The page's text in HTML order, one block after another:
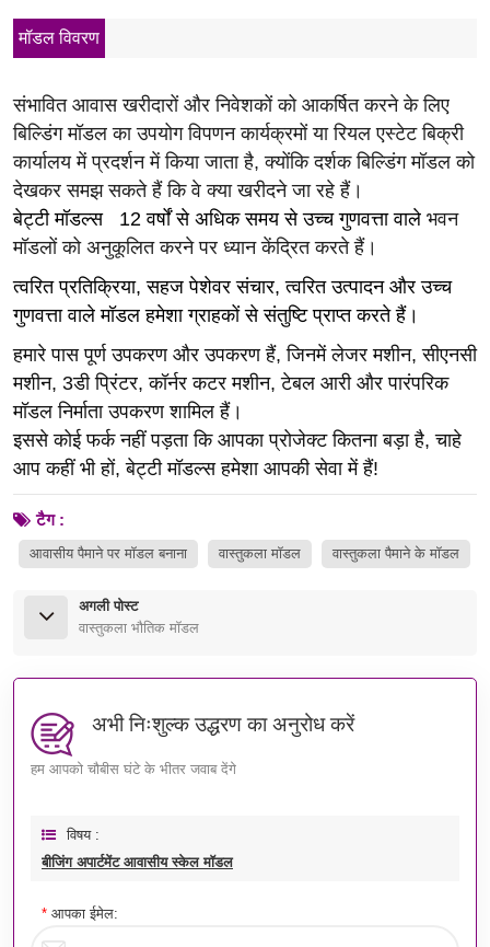
मॉडल विवरण
संभावित आवास खरीदारों और निवेशकों को आकर्षित करने के लिए
बिल्डिंग मॉडल का उपयोग विपणन कार्यक्रमों या रियल एस्टेट बिक्री
कार्यालय में प्रदर्शन में किया जाता है, क्योंकि दर्शक बिल्डिंग मॉडल को
देखकर समझ सकते हैं कि वे क्या खरीदने जा रहे हैं।
बेट्टी मॉडल्स
12 वर्षों से अधिक समय से उच्च गुणवत्ता वाले भवन
मॉडलों को अनुकूलित करने पर ध्यान केंद्रित करते हैं।
त्वरित प्रतिक्रिया, सहज पेशेवर संचार, त्वरित उत्पादन और उच्च
गुणवत्ता वाले मॉडल हमेशा ग्राहकों से संतुष्टि प्राप्त करते हैं।
हमारे पास पूर्ण उपकरण और उपकरण हैं, जिनमें लेजर मशीन, सीएनसी
मशीन, 3डी प्रिंटर, कॉर्नर कटर मशीन, टेबल आरी और पारंपरिक
मॉडल निर्माता उपकरण शामिल हैं।
इससे कोई फर्क नहीं पड़ता कि आपका प्रोजेक्ट कितना बड़ा है, चाहे
आप कहीं भी हों, बेट्टी मॉडल्स हमेशा आपकी सेवा में हैं!
टैग :
आवासीय पैमाने पर मॉडल बनाना वास्तुकला मॉडल वास्तुकला पैमाने के मॉडल
अगली पोस्ट
वास्तुकला भौतिक मॉडल
अभी निःशुल्क उद्धरण का अनुरोध करें
हम आपको चौबीस घंटे के भीतर जवाब देंगे
विषय :
बीजिंग अपार्टमेंट आवासीय स्केल मॉडल
* आपका ईमेल: